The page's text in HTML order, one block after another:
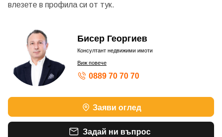
влезете в профила си от тук.
Бисер Георгиев
Консултант недвижими имоти
Виж повече
0889 70 70 70
Заяви оглед
Задай ни въпрос